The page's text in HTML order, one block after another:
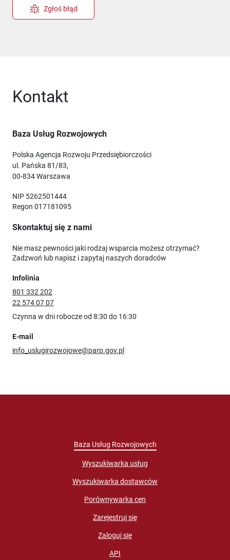
Zgłoś błąd
Kontakt
Baza Usług Rozwojowych
Polska Agencja Rozwoju Przedsiębiorczości
ul. Pańska 81/83,
00-834 Warszawa
NIP 5262501444
Regon 017181095
Skontaktuj się z nami
Nie masz pewności jaki rodzaj wsparcia możesz otrzymać?
Zadzwoń lub napisz i zapytaj naszych doradców
Infolinia
801 332 202
22 574 07 07
Czynna w dni robocze od 8:30 do 16:30
E-mail
info_uslugirozwojowe@parp.gov.pl
Baza Usług Rozwojowych
Wyszukiwarka usług
Wyszukiwarka dostawców
Porównywarka cen
Zarejestruj się
Zaloguj się
API